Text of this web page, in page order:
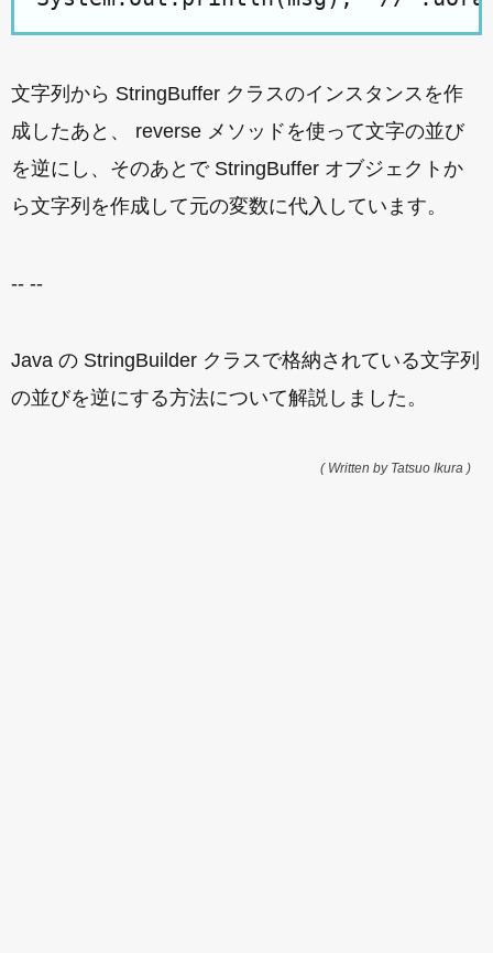
文字列から StringBuffer クラスのインスタンスを作
成したあと、 reverse メソッドを使って文字の並び
を逆にし、そのあとで StringBuffer オブジェクトか
ら文字列を作成して元の変数に代入しています。
-- --
Java の StringBuilder クラスで格納されている文字列
の並びを逆にする方法について解説しました。
( Written by Tatsuo Ikura )